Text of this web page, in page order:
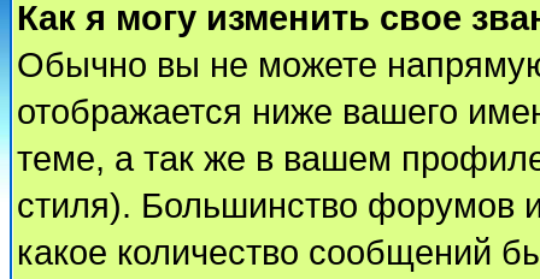
Как я могу изменить свое
Обычно вы не можете
отображается ниже вашего
теме, а так же в вашем
стиля). Большинство форумов
какое количество сообщений